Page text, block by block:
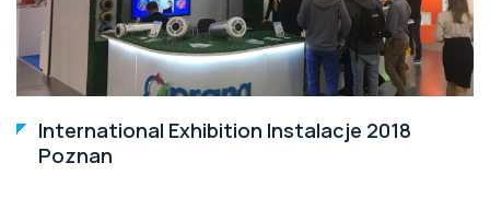
International Exhibition Instalacje 2018
Poznan